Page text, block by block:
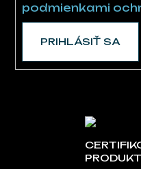
podmienkami
PRIHLÁSIŤ SA